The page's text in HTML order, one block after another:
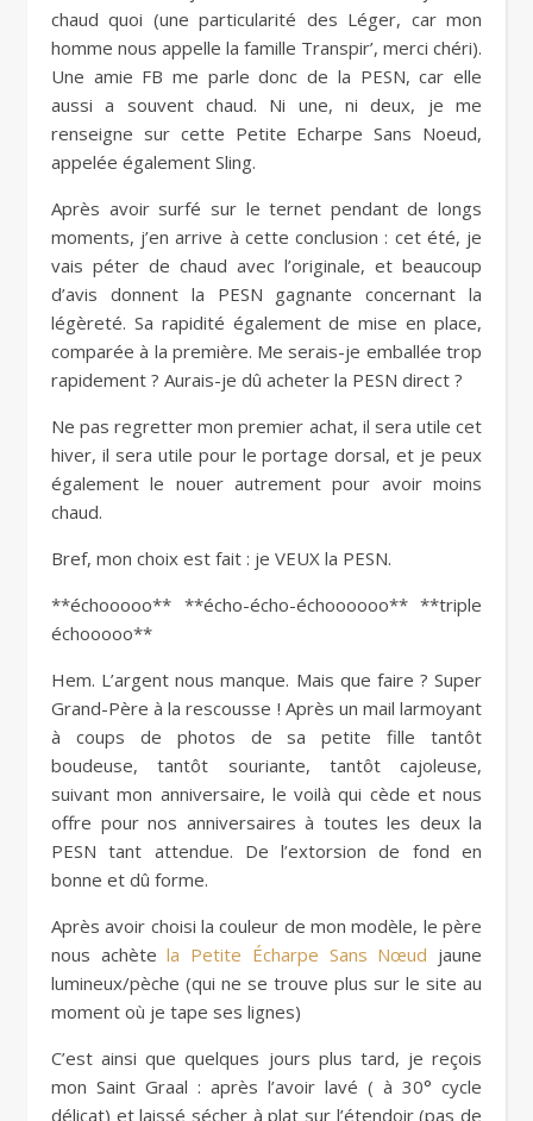
chaud quoi (une particularité des Léger, car mon
homme nous appelle la famille Transpir’, merci chéri).
Une amie FB me parle donc de la PESN, car elle
aussi a souvent chaud. Ni une, ni deux, je me
renseigne sur cette Petite Echarpe Sans Noeud,
appelée également Sling.
Après avoir surfé sur le ternet pendant de longs
moments, j’en arrive à cette conclusion : cet été, je
vais péter de chaud avec l’originale, et beaucoup
d’avis donnent la PESN gagnante concernant la
légèreté. Sa rapidité également de mise en place,
comparée à la première. Me serais-je emballée trop
rapidement ? Aurais-je dû acheter la PESN direct ?
Ne pas regretter mon premier achat, il sera utile cet
hiver, il sera utile pour le portage dorsal, et je peux
également le nouer autrement pour avoir moins
chaud.
Bref, mon choix est fait : je VEUX la PESN.
**échooooo** **écho-écho-échoooooo** **triple
échooooo**
Hem. L’argent nous manque. Mais que faire ? Super
Grand-Père à la rescousse ! Après un mail larmoyant
à coups de photos de sa petite fille tantôt
boudeuse, tantôt souriante, tantôt cajoleuse,
suivant mon anniversaire, le voilà qui cède et nous
offre pour nos anniversaires à toutes les deux la
PESN tant attendue. De l’extorsion de fond en
bonne et dû forme.
Après avoir choisi la couleur de mon modèle, le père
nous achètela Petite Écharpe Sans Nœud jaune
lumineux/pèche (qui ne se trouve plus sur le site au
moment où je tape ses lignes)
C’est ainsi que quelques jours plus tard, je reçois
mon Saint Graal : après l’avoir lavé ( à 30° cycle
délicat) et laissé sécher à plat sur l’étendoir (pas de